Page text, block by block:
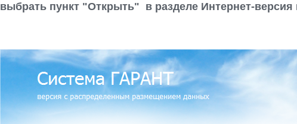
выбрать пункт "Открыть" в разделе Интернет-версия